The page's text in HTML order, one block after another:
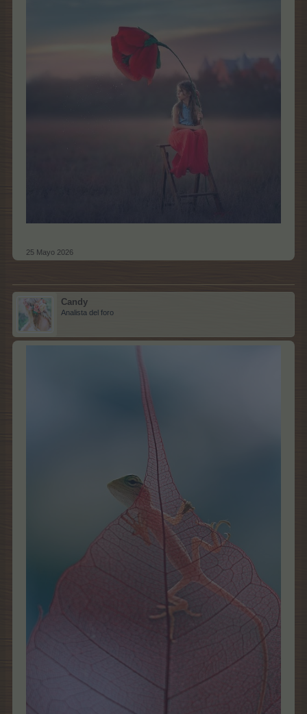
25 Mayo 2026
Candy
Analista del foro